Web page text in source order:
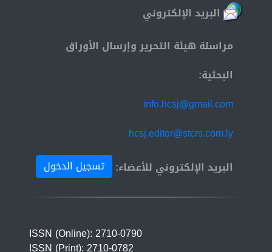
البريد الإلكتروني
مراسلة هيئة التحرير وإرسال الأوراق
البحثية:
info.hcsj@gmail.com
hcsj.editor@stcrs.com.ly
البريد الإلكتروني للأعضاء:
تسجيل الدخول
ISSN (Online): 2710-0790
ISSN (Print): 2710-0782